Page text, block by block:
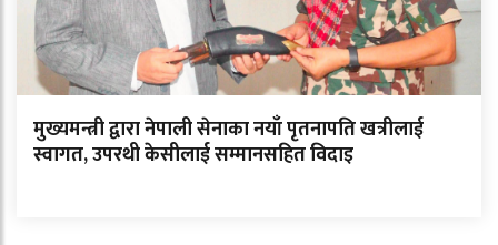
मुख्यमन्त्री द्वारा नेपाली सेनाका नयाँ पृतनापति खत्रीलाई
स्वागत, उपरथी केसीलाई सम्मानसहित विदाइ